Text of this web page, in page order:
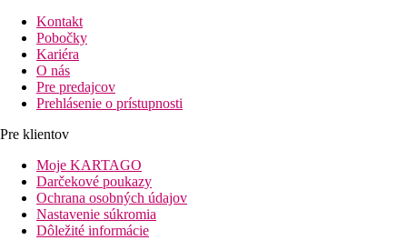
Kontakt
Pobočky
Kariéra
O nás
Pre predajcov
Prehlásenie o prístupnosti
Pre klientov
Moje KARTAGO
Darčekové poukazy
Ochrana osobných údajov
Nastavenie súkromia
Dôležité informácie